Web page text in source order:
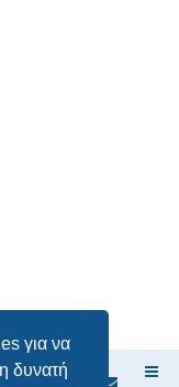
για να
δυνατή